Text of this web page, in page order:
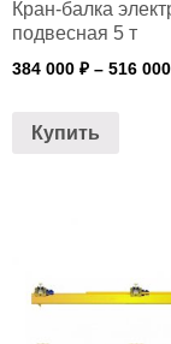
Кран-балка
подвесная 5 т
384 000 ₽ – 516 000
Купить